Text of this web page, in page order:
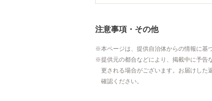
注意事項・その他
本ページは、提供自治体からの情報に基
提供元の都合などにより、掲載中に予告
更される場合がございます。お届けした
確認ください。